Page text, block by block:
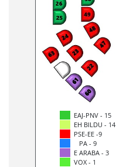
EAJ-PNV - 15
EH BILDU - 14
PSE-EE -9
PA - 9
E ARABA - 3
VOX - 1